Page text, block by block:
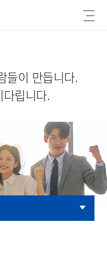
들이 만듭니다.
립니다.